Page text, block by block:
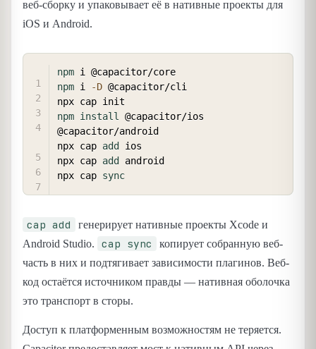
веб-сборку и упаковывает её в нативные проекты для
iOS и Android.
npm
npm i -D @capacitor/cli
npm install
@capacitor/ios
@capacitor/android
npx cap add
ios
npx cap add
android
npx cap sync
cap add
генерирует нативные проекты Xcode и
Android Studio.
cap sync
копирует собранную веб-
часть в них и подтягивает зависимости плагинов. Веб-
код остаётся источником правды — нативная оболочка
это транспорт в сторы.
Доступ к платформенным возможностям не теряется.